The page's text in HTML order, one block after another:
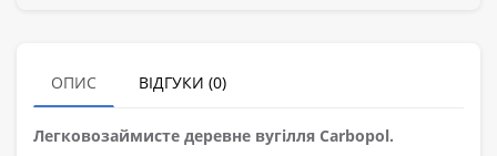
ОПИС ВІДГУКИ (0)
Легковозаймисте деревне вугілля Carbopol.